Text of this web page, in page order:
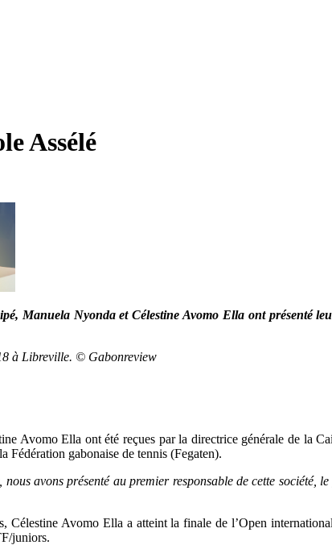
Assélé
Manuela Nyonda et Célestine Avomo Ella ont présenté
à Libreville. © Gabonreview
Avomo Ella ont été reçues par la directrice générale de la
Fédération gabonaise de tennis (Fegaten).
avons présenté au premier responsable de cette société,
Avomo Ella a atteint la finale de l’Open
juniors.